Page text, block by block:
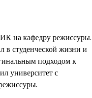
на кафедру режиссуры.
в студенческой жизни и
подходом к
университет с